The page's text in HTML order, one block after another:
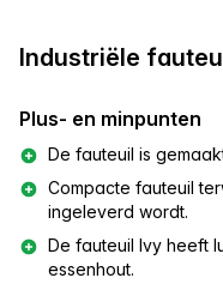
Industriële
Plus- en minpunten
De fauteuil is
Compacte fauteuil
ingeleverd wordt.
De fauteuil Ivy heeft
essenhout.